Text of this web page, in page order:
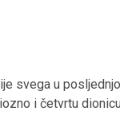
svega u
i četvrtu